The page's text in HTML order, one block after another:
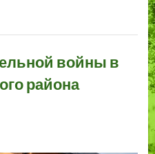
войны в
района